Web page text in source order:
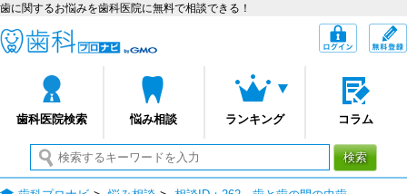
歯に関するお悩みを歯科医院に無料で相談できる！
歯科医院検索 悩み相談 ランキング コラム
ログイン
検索